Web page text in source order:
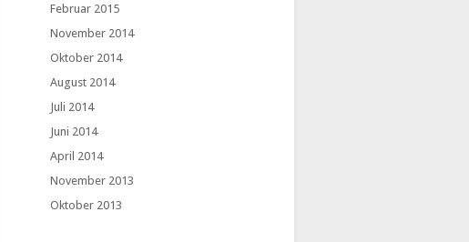
Februar 2015
November 2014
Oktober 2014
August 2014
Juli 2014
Juni 2014
April 2014
November 2013
Oktober 2013